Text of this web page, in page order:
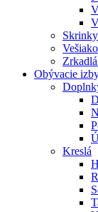
Obývacie
Kreslá